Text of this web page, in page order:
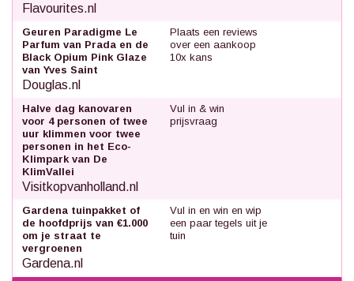
Flavourites.nl
Geuren Paradigme Le
Parfum van Prada en de
Black Opium Pink Glaze
van Yves Saint
Douglas.nl
Plaats een reviews
over een aankoop
10x kans
Halve dag kanovaren
voor 4 personen of twee
uur klimmen voor twee
personen in het Eco-
Klimpark van De
KlimVallei
Visitkopvanholland.nl
Vul in & win
prijsvraag
Gardena tuinpakket of
de hoofdprijs van €1.000
om je straat te
vergroenen
Gardena.nl
Vul in en win en wip
een paar tegels uit je
tuin